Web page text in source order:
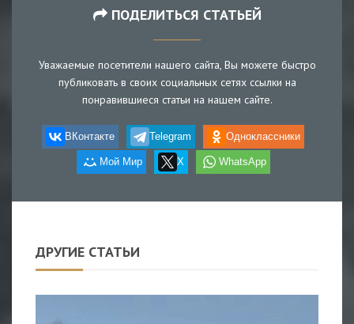
ПОДЕЛИТЬСЯ СТАТЬЕЙ
Уважаемые посетители нашего сайта, Вы можете быстро
публиковать в своих социальных сетях ссылки на
понравившиеся статьи на нашем сайте.
ВКонтакте Telegram Одноклассники
Мой Мир X WhatsApp
ДРУГИЕ СТАТЬИ